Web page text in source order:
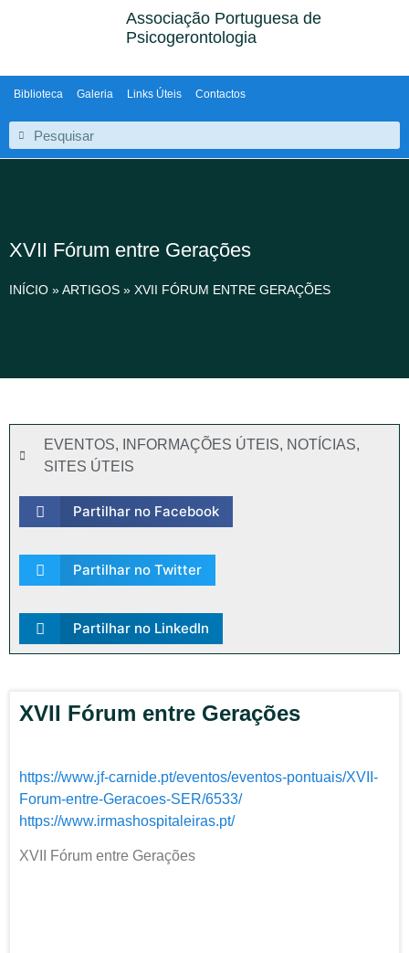
Associação Portuguesa de
Psicogerontologia
Biblioteca Galeria Links Úteis Contactos
XVII Fórum entre Gerações
INÍCIO »ARTIGOS » XVII FÓRUM ENTRE GERAÇÕES
EVENTOS, INFORMAÇÕES ÚTEIS, NOTÍCIAS,
SITES ÚTEIS
Partilhar no Facebook
Partilhar no Twitter
Partilhar no LinkedIn
XVII Fórum entre Gerações
https://www.jf-carnide.pt/eventos/eventos-pontuais/XVII-
Forum-entre-Geracoes-SER/6533/
https://www.irmashospitaleiras.pt/
XVII Fórum entre Gerações